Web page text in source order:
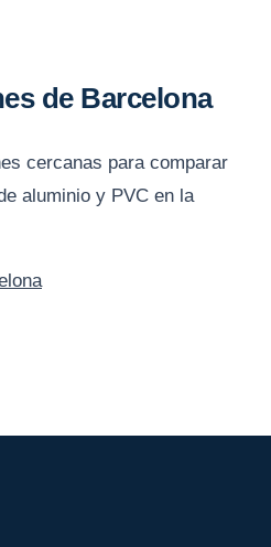
de Barcelona
cercanas para comparar
aluminio y PVC en la